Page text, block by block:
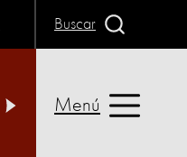
Buscar
Menú